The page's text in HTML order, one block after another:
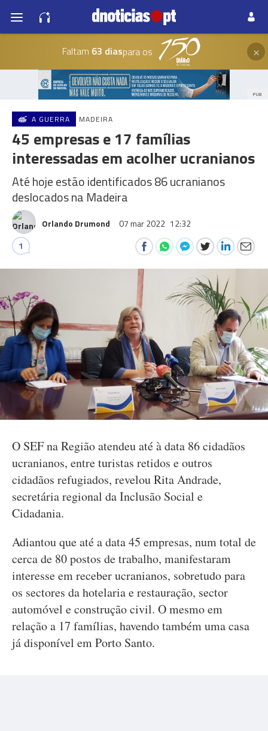
Faltam 63 diaspara os ×
PUB
A GUERRA MADEIRA
45 empresas e 17 famílias
interessadas em acolher ucranianos
Até hoje estão identificados 86 ucranianos
deslocados na Madeira
Orlando Drumond 07 mar 2022 12:32
1
O SEF na Região atendeu até à data 86 cidadãos
ucranianos, entre turistas retidos e outros
cidadãos refugiados, revelou Rita Andrade,
secretária regional da Inclusão Social e
Cidadania.
Adiantou que até a data 45 empresas, num total de
cerca de 80 postos de trabalho, manifestaram
interesse em receber ucranianos, sobretudo para
os sectores da hotelaria e restauração, sector
automóvel e construção civil. O mesmo em
relação a 17 famílias, havendo também uma casa
já disponível em Porto Santo.